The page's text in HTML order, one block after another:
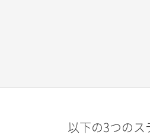
以下の3つのス